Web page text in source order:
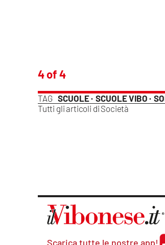
4 of 4
TAG SCUOLE · SCUOLE VIBO ·
Tutti gli articoli di Società
Scarica tutte le nostre app!